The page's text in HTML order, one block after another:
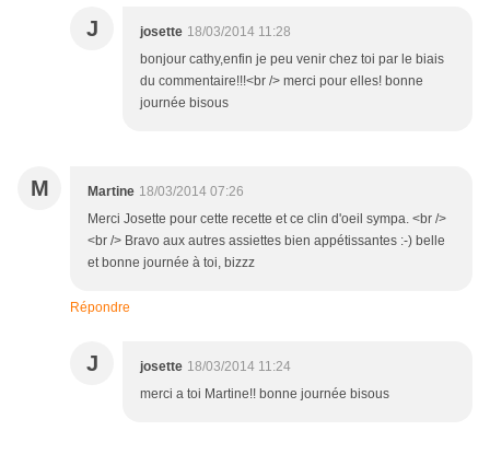
J josette 18/03/2014 11:28
bonjour cathy,enfin je peu venir chez toi par le biais
du commentaire!!!<br /> merci pour elles! bonne
journée bisous
M Martine 18/03/2014 07:26
Merci Josette pour cette recette et ce clin d'oeil sympa. <br />
<br /> Bravo aux autres assiettes bien appétissantes :-) belle
et bonne journée à toi, bizzz
Répondre
J josette 18/03/2014 11:24
merci a toi Martine!! bonne journée bisous